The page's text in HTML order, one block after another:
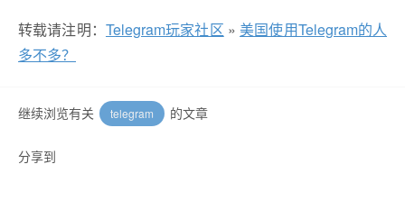
转载请注明： Telegram玩家社区 » 美国使用Telegram的人
多不多？
继续浏览有关 telegram 的文章
分享到